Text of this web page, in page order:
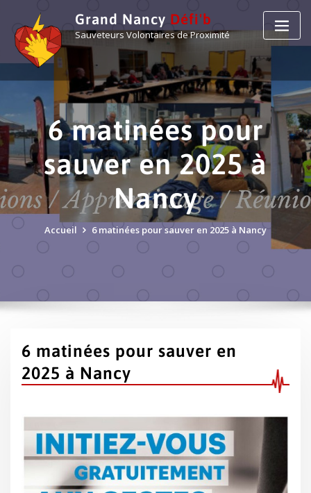
Grand Nancy Défi'b
Sauveteurs Volontaires de Proximité
6 matinées pour
sauver en 2025 à
Nancy
Accueil 6 matinées pour sauver en 2025 à Nancy
6 matinées pour sauver en
2025 à Nancy